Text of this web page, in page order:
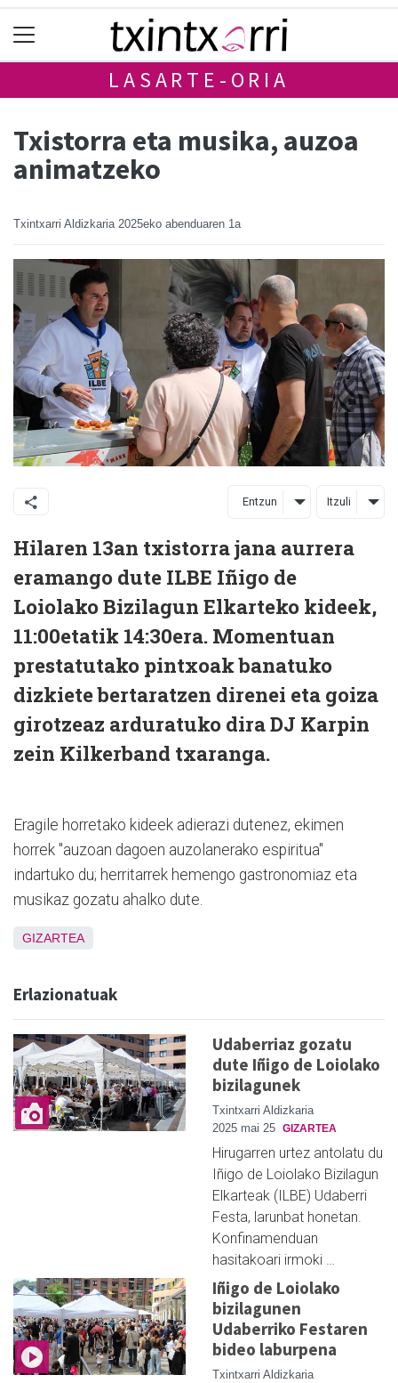
LASARTE-ORIA
Txistorra eta musika, auzoa
animatzeko
Txintxarri Aldizkaria 2025eko abenduaren 1a
Entzun Itzuli
Hilaren 13an txistorra jana aurrera
eramango dute ILBE Iñigo de
Loiolako Bizilagun Elkarteko kideek,
11:00etatik 14:30era. Momentuan
prestatutako pintxoak banatuko
dizkiete bertaratzen direnei eta goiza
girotzeaz arduratuko dira DJ Karpin
zein Kilkerband txaranga.
Eragile horretako kideek adierazi dutenez, ekimen
horrek "auzoan dagoen auzolanerako espiritua"
indartuko du; herritarrek hemengo gastronomiaz eta
musikaz gozatu ahalko dute.
GIZARTEA
Erlazionatuak
Udaberriaz gozatu
dute Iñigo de Loiolako
bizilagunek
Txintxarri Aldizkaria
2025 mai 25 GIZARTEA
Hirugarren urtez antolatu du
Iñigo de Loiolako Bizilagun
Elkarteak (ILBE) Udaberri
Festa, larunbat honetan.
Konfinamenduan
hasitakoari irmoki …
Iñigo de Loiolako
bizilagunen
Udaberriko Festaren
bideo laburpena
Txintxarri Aldizkaria